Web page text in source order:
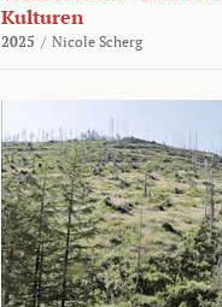
Kulturen
2025 / Nicole Scherg